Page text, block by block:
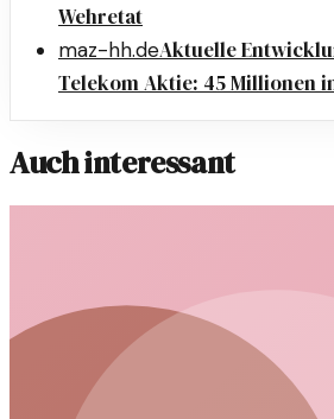
Wehretat
maz-hh.deAktuelle
Telekom Aktie: 45 Millionen
Auch interessant